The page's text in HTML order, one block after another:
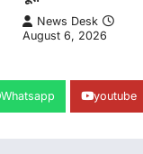
News Desk
August 6, 2026
Whatsapp youtube